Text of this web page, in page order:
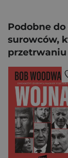
Podobne do
surowców,